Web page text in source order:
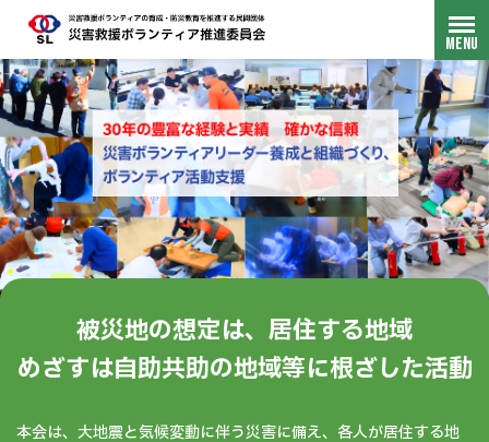
被災地の想定は、居住する地域
めざすは自助共助の地域等に根ざした活動
本会は、大地震と気候変動に伴う災害に備え、各人が居住する地